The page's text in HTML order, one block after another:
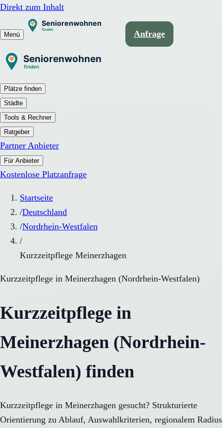
Direkt zum Inhalt
Menü Anfrage
Plätze finden
Städte
Tools & Rechner
Ratgeber
Partner Anbieter
Für Anbieter
Kostenlose Platzanfrage
Startseite
/Deutschland
/Nordrhein-Westfalen
/
Kurzzeitpflege Meinerzhagen
Kurzzeitpflege in Meinerzhagen (Nordrhein-Westfalen)
Kurzzeitpflege in
Meinerzhagen (Nordrhein-
Westfalen) finden
Kurzzeitpflege in Meinerzhagen gesucht? Strukturierte
Orientierung zu Ablauf, Auswahlkriterien, regionalem Radius